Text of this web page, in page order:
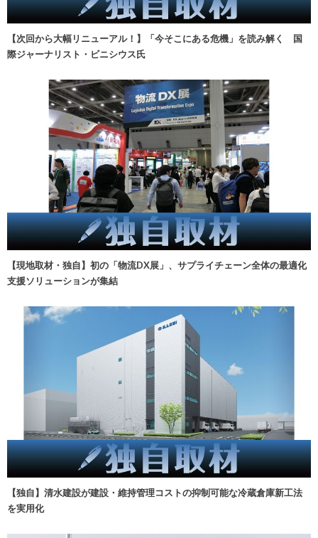
【次回から大幅リニューアル！】「今そこにある危機」を読み解く 国
際ジャーナリスト・ビニシウス氏
【現地取材・独自】初の「物流DX展」、サプライチェーン全体の最適化
支援ソリューションが集結
【独自】清水建設が建設・維持管理コストの抑制可能な冷蔵倉庫新工法
を実用化